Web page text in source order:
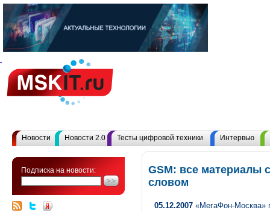
Новости Новости 2.0 Тесты цифровой техники Интервью
Подписка на новости:
GSM: все материалы
словом
05.12.2007 «МегаФон-Москва»